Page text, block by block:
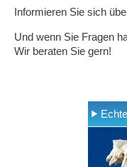
Informieren Sie sich
Und wenn Sie Fragen
Wir beraten Sie gern!